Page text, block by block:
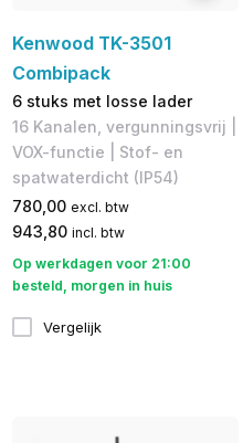
Kenwood TK-3501
Combipack
6 stuks met losse lader
16 Kanalen, vergunningsvrij​ |
VOX-functie | Stof- en
spatwaterdicht (IP54)
780,00 excl. btw
943,80 incl. btw
Op werkdagen voor 21:00
besteld, morgen in huis
Vergelijk